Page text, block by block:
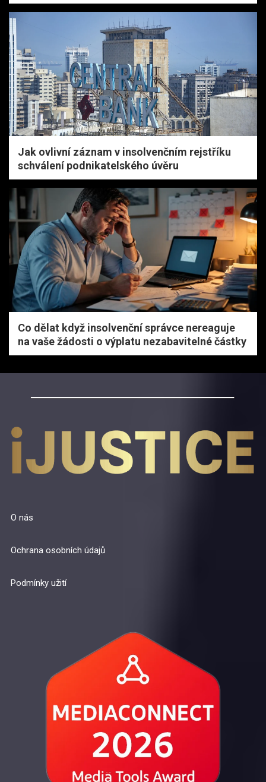
Jak ovlivní záznam v insolvenčním rejstříku
schválení podnikatelského úvěru
Co dělat když insolvenční správce nereaguje
na vaše žádosti o výplatu nezabavitelné částky
O nás
Ochrana osobních údajů
Podmínky užití